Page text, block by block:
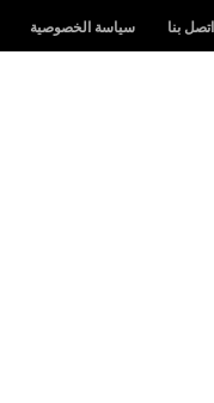
اتصل بنا سياسة الخصوصية